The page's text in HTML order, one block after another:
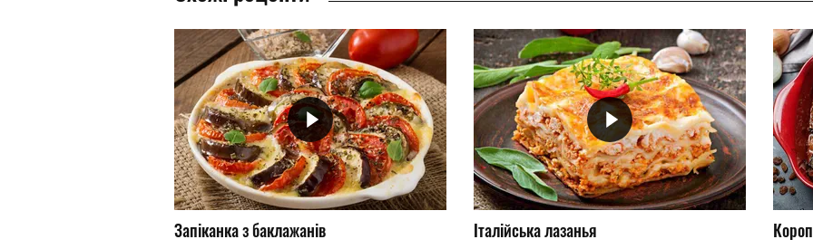
Запіканка з баклажанів Італійська лазанья